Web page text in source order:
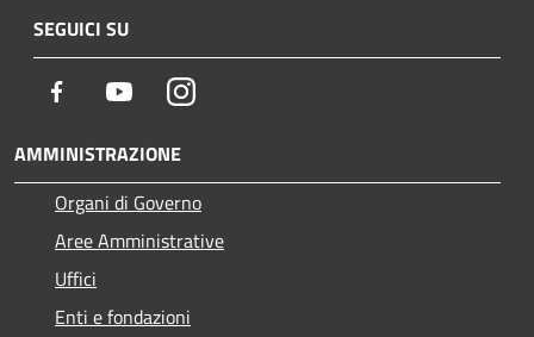
SEGUICI SU
Facebook YoutubeInstagram
AMMINISTRAZIONE
Organi di Governo
Aree Amministrative
Uffici
Enti e fondazioni